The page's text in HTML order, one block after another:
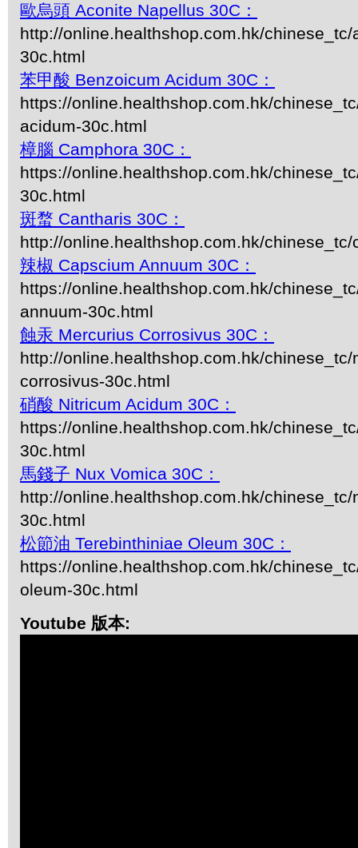
歐烏頭 Aconite Napellus 30C：
http://online.healthshop.com.hk/
30c.html
苯甲酸 Benzoicum Acidum 30C：
https://online.healthshop.com.hk/
acidum-30c.html
樟腦 Camphora 30C：
https://online.healthshop.com.hk/
30c.html
斑蝥 Cantharis 30C：
http://online.healthshop.com.hk/
辣椒 Capscium Annuum 30C：
https://online.healthshop.com.hk/
annuum-30c.html
蝕汞 Mercurius Corrosivus 30C：
http://online.healthshop.com.hk/chinese_tc/
corrosivus-30c.html
硝酸 Nitricum Acidum 30C：
https://online.healthshop.com.hk/
30c.html
馬錢子 Nux Vomica 30C：
http://online.healthshop.com.hk/chinese_tc/
30c.html
松節油 Terebinthiniae Oleum 30C：
https://online.healthshop.com.hk/
oleum-30c.html
Youtube 版本: